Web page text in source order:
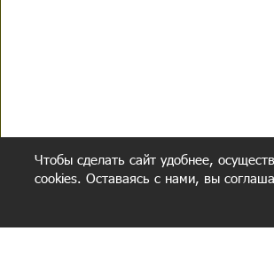
Чтобы сделать сайт удобнее,
cookies. Оставаясь с нами, вы